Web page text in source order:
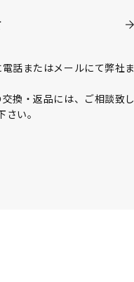
話またはメールにて弊社ま
換・返品には、ご相談致し
い。